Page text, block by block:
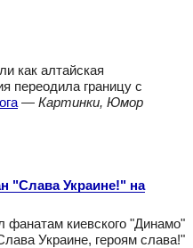
как алтайская
переодила границу с
— Картинки, Юмор
"Слава Украине!" на
киевского "Динамо"
Украине, героям слава!"